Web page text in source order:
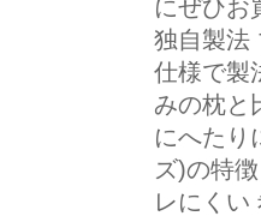
にぜひお
独自製法
仕様で製
みの枕と
にへたり
ズ)の特
レにくい